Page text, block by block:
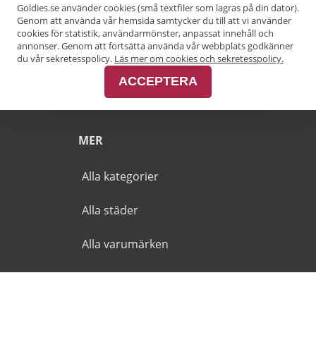
Pensionärsrabatt Göteborg
Pensionärsrabatt Malmö
Pensionärsrabatt Skåne
MER
Alla kategorier
Alla städer
Alla varumärken
Goldies.se använder cookies (små textfiler som lagras på din dator).
Genom att använda vår hemsida samtycker du till att vi använder
cookies för statistik, användarmönster, anpassat innehåll och
annonser. Genom att fortsätta använda vår webbplats godkänner
du vår sekretesspolicy. Läs mer om cookies och sekretesspolicy.
ACCEPTERA